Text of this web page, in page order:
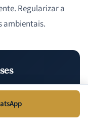
Regularizar a
ambientais.